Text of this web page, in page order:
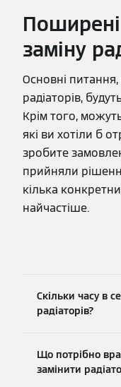
заміну
Основні
радіаторів,
Крім того,
які ви хотіли б
зробите
прийняли
кілька
найчастіше.
Скільки часу в
радіаторів?
Що потрібно
замінити